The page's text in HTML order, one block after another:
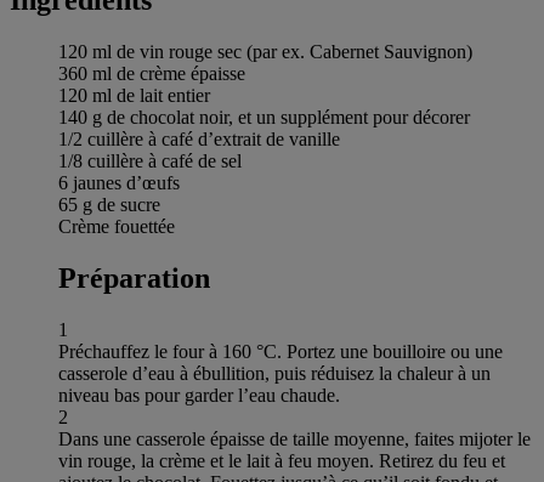
120 ml de vin rouge sec (par ex. Cabernet Sauvignon)
360 ml de crème épaisse
120 ml de lait entier
140 g de chocolat noir, et un supplément pour décorer
1/2 cuillère à café d’extrait de vanille
1/8 cuillère à café de sel
6 jaunes d’œufs
65 g de sucre
Crème fouettée
Préparation
1
Préchauffez le four à 160 °C. Portez une bouilloire ou une
casserole d’eau à ébullition, puis réduisez la chaleur à un
niveau bas pour garder l’eau chaude.
2
Dans une casserole épaisse de taille moyenne, faites mijoter le
vin rouge, la crème et le lait à feu moyen. Retirez du feu et